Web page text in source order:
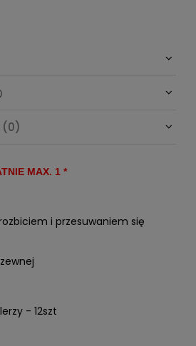
(0)
MAX. 1 *
i przesuwaniem się
- 12szt